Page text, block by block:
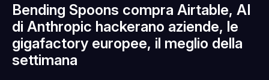
Bending Spoons compra Airtable, AI
di Anthropic hackerano aziende, le
gigafactory europee, il meglio della
settimana